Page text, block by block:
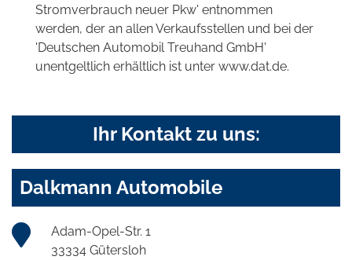
Stromverbrauch neuer Pkw' entnommen
werden, der an allen Verkaufsstellen und bei der
'Deutschen Automobil Treuhand GmbH'
unentgeltlich erhältlich ist unter www.dat.de.
Ihr Kontakt zu uns:
Dalkmann Automobile
Adam-Opel-Str. 1
33334 Gütersloh